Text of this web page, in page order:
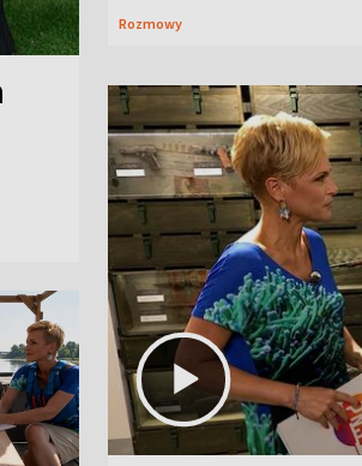
Rozmowy